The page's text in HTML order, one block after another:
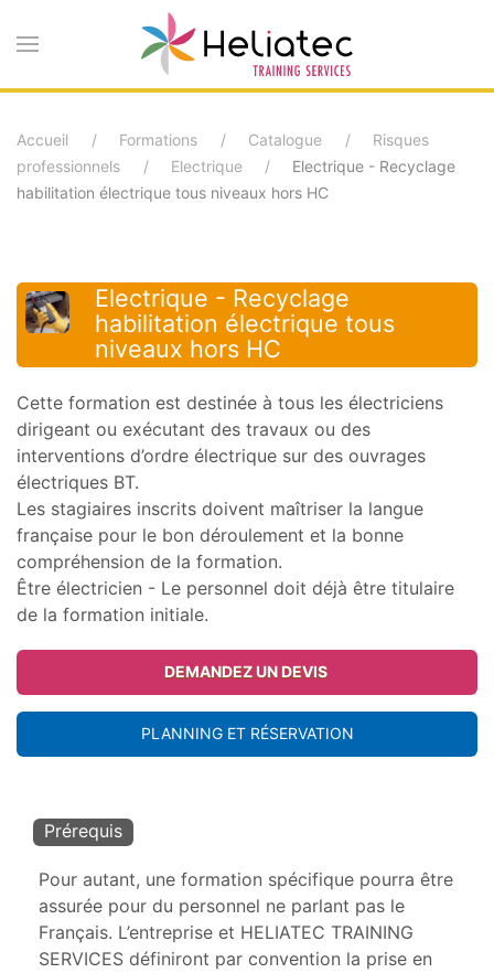
au
principal
Accueil Formations Catalogue
Risques
professionnels
Electrique
Electrique - Recyclage
habilitation électrique tous niveaux hors HC
Electrique - Recyclage
habilitation électrique tous
niveaux hors HC
Cette formation est destinée à tous les électriciens
dirigeant ou exécutant des travaux ou des
interventions d’ordre électrique sur des ouvrages
électriques BT.
Les stagiaires inscrits doivent maîtriser la langue
française pour le bon déroulement et la bonne
compréhension de la formation.
Être électricien - Le personnel doit déjà être titulaire
de la formation initiale.
DEMANDEZ UN DEVIS
PLANNING ET RÉSERVATION
Prérequis
Pour autant, une formation spécifique pourra être
assurée pour du personnel ne parlant pas le
Français. L’entreprise et HELIATEC TRAINING
SERVICES définiront par convention la prise en